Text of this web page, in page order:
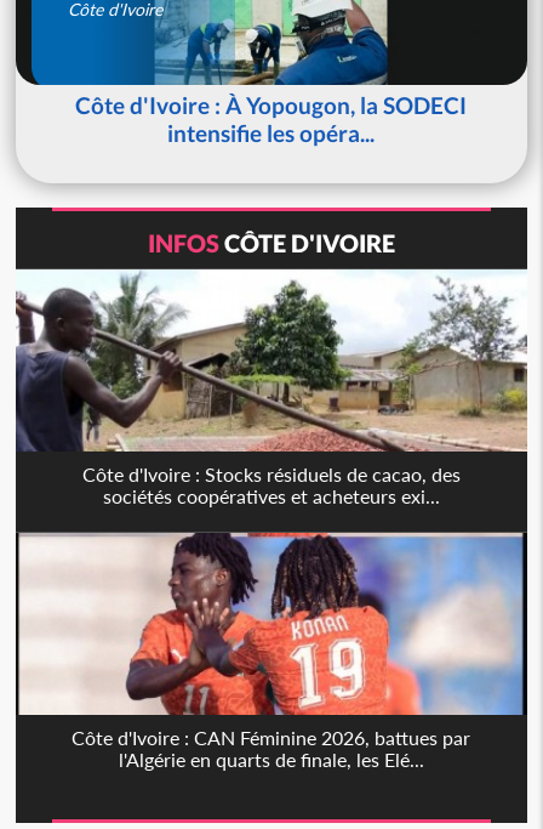
Côte d'Ivoire
Côte d'Ivoire : À Yopougon, la SODECI
intensifie les opéra...
INFOSCÔTE D'IVOIRE
Côte d'Ivoire : Stocks résiduels de cacao, des
sociétés coopératives et acheteurs exi...
Côte d'Ivoire : CAN Féminine 2026, battues par
l'Algérie en quarts de finale, les Elé...